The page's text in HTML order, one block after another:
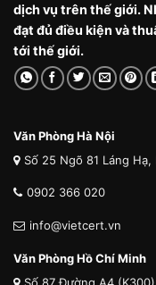
dịch vụ trên thế giới.
đạt đủ điều kiện và
tới thế giới.
Văn Phòng Hà Nội
Số 25 Ngõ 81 Láng
0902 366 020
info@vietcert.vn
Văn Phòng Hồ Chí Minh
Số 87 Đường A4